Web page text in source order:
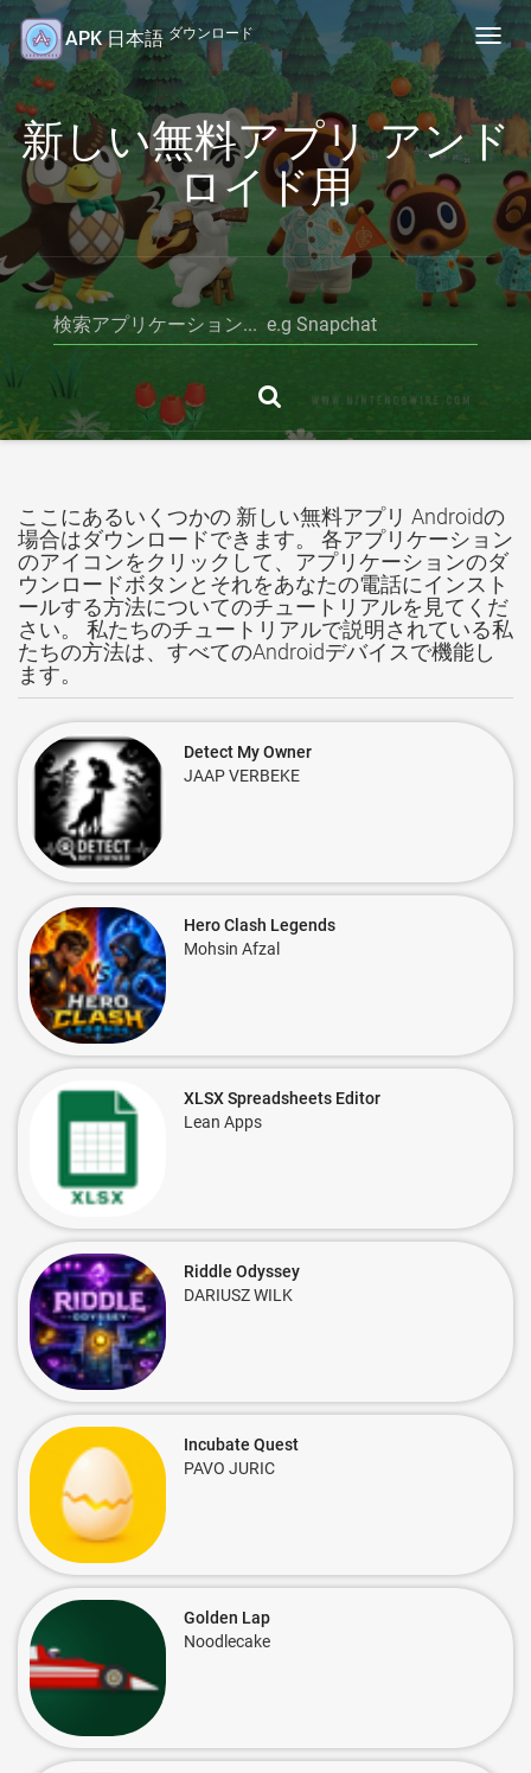
APK 日本語 ダウンロード
新しい無料アプリ アンド
ロイド用
ここにあるいくつかの 新しい無料アプリ Androidの
場合はダウンロードできます。 各アプリケーション
のアイコンをクリックして、アプリケーションのダ
ウンロードボタンとそれをあなたの電話にインスト
ールする方法についてのチュートリアルを見てくだ
さい。 私たちのチュートリアルで説明されている私
たちの方法は、すべてのAndroidデバイスで機能し
ます。
Detect My Owner
JAAP VERBEKE
Hero Clash Legends
Mohsin Afzal
XLSX Spreadsheets Editor
Lean Apps
Riddle Odyssey
DARIUSZ WILK
Incubate Quest
PAVO JURIC
Golden Lap
Noodlecake